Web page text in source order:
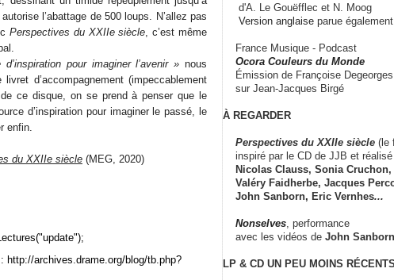
l’abattage de 500 loups. N’allez pas
Perspectives du XXIIe siècle , c’est même
pour imaginer l’avenir » nous
d’accompagnement (impeccablement
ce disque, on se prend à penser que le
d’inspiration pour imaginer le passé, le
enfin.
du XXIIe siècle (MEG, 2020)
http://archives.drame.org/blog/tb.php?
d'A. Le Gouëfflec et N. Moog
Version anglaise parue également
France Musique - Podcast
Ocora Couleurs du Monde
Émission de Françoise Degeorges
sur Jean-Jacques Birgé
À REGARDER
Perspectives du XXIIe siècle (le
inspiré par le CD de JJB et réalisé
Nicolas Clauss, Sonia Cruchon,
Valéry Faidherbe, Jacques
John Sanborn, Eric Vernhes...
Nonselves , performance
avec les vidéos de John Sanborn
LP & CD UN PEU MOINS RÉCENTS